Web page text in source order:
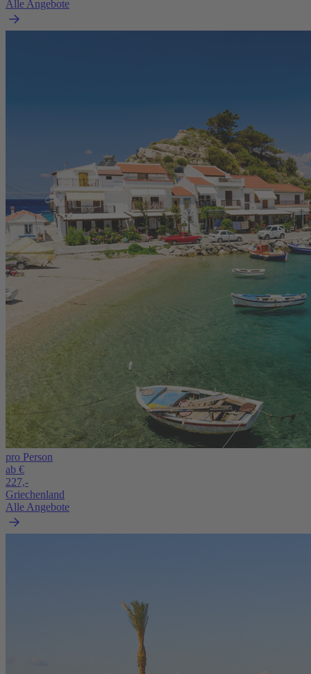
Alle Angebote
pro Person
ab €
227,-
Griechenland
Alle Angebote